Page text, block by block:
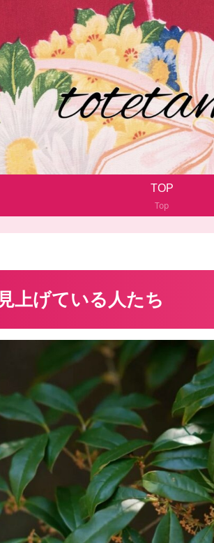
TOP
Top
上げている人たち